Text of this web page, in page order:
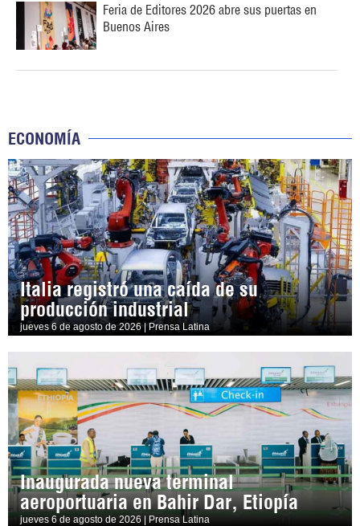
Feria de Editores 2026 abre sus puertas en
Buenos Aires
ECONOMÍA
Italia registró una caída de su
producción industrial
jueves 6 de agosto de 2026 | Prensa Latina
Inaugurada nueva terminal
aeroportuaria en Bahir Dar, Etiopía
jueves 6 de agosto de 2026 | Prensa Latina